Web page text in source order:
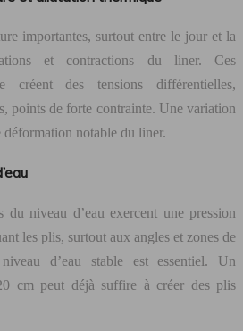
importantes, surtout entre le jour et la
et contractions du liner. Ces
créent des tensions différentielles,
points de forte contrainte. Une variation
déformation notable du liner.
du niveau d’eau exercent une pression
les plis, surtout aux angles et zones de
d’eau stable est essentiel. Un
cm peut déjà suffire à créer des plis